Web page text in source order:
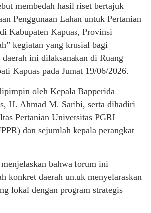
membedah hasil riset bertajuk
Penggunaan Lahan untuk Pertanian
Kabupaten Kapuas, Provinsi
kegiatan yang krusial bagi
daerah ini dilaksanakan di Ruang
Kapuas pada Jumat 19/06/2026.
oleh Kepala Bapperida
H. Ahmad M. Saribi, serta dihadiri
Pertanian Universitas PGRI
dan sejumlah kepala perangkat
bahwa forum ini
konkret daerah untuk menyelaraskan
lokal dengan program strategis